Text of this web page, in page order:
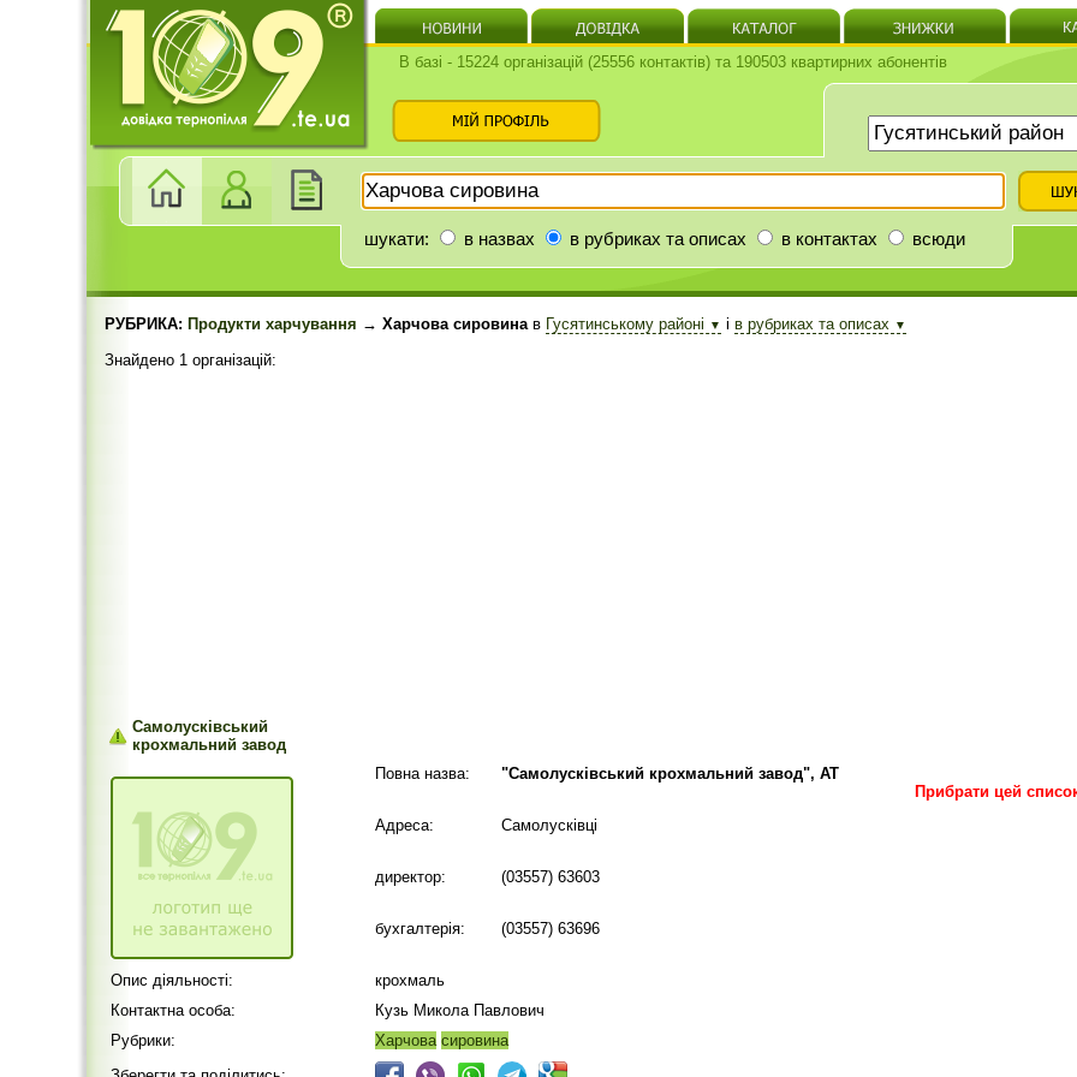
В базі - 15224 організацій (25556 контактів) та 190503 квартирних абонентів
шукати: в назвах в рубриках та описах в контактах всюди
РУБРИКА: Продукти харчування → Харчова сировинав Гусятинському районі ▼ і в рубриках та описах ▼
Знайдено 1 організацій:
Самолусківський
крохмальний завод
Прибрати цей
Повна назва: "Самолусківський крохмальний завод", АТ
Адреса: Самолусківці
директор: (03557) 63603
бухгалтерія: (03557) 63696
Опис діяльності:
крохмаль
Контактна особа:
Кузь Микола Павлович
Рубрики:
Харчова сировина